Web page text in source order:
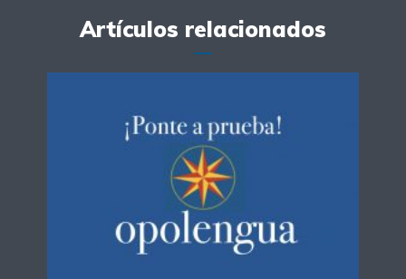
Artículos relacionados